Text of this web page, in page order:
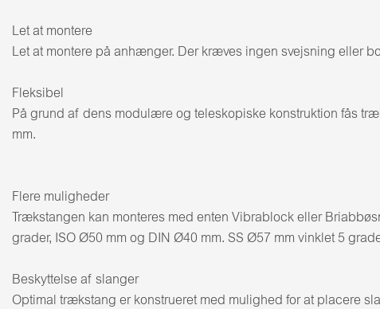
Let at montere
Let at montere på anhænger. Der kræves ingen svejsning eller
Fleksibel
På grund af dens modulære og teleskopiske konstruktion fås
mm.
Flere muligheder
Trækstangen kan monteres med enten Vibrablock eller
grader, ISO Ø50 mm og DIN Ø40 mm. SS Ø57 mm vinklet 5
Beskyttelse af slanger
Optimal trækstang er konstrueret med mulighed for at placere